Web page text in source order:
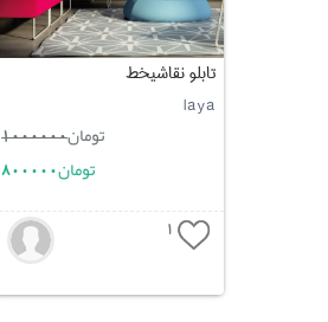
تابلو نقاشیخط
laya
تومان1000000
تومان800000
1